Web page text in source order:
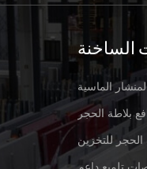
الساخنة
الماسية
بلاطة الحجر
للتخزين